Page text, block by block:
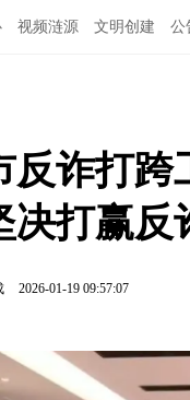
视频涟源 文明创建 公
反诈打
决打赢反
2026-01-19 09:57:07